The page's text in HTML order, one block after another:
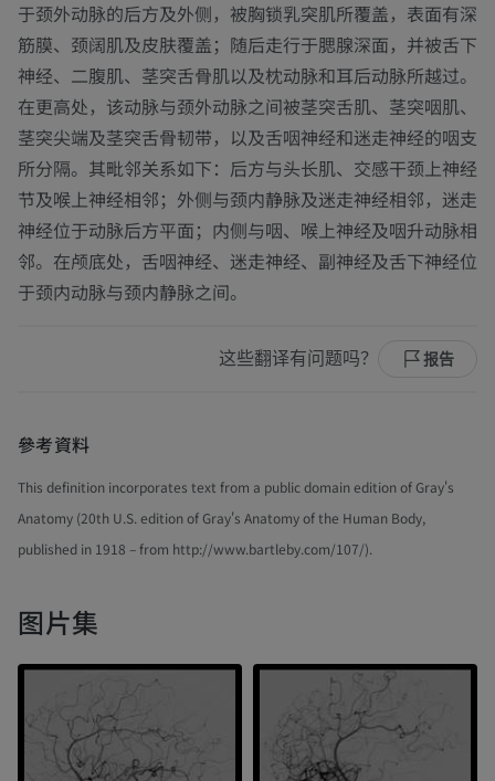
于颈外动脉的后方及外侧，被胸锁乳突肌所覆盖，表面有深
筋膜、颈阔肌及皮肤覆盖；随后走行于腮腺深面，并被舌下
神经、二腹肌、茎突舌骨肌以及枕动脉和耳后动脉所越过。
在更高处，该动脉与颈外动脉之间被茎突舌肌、茎突咽肌、
茎突尖端及茎突舌骨韧带，以及舌咽神经和迷走神经的咽支
所分隔。其毗邻关系如下：后方与头长肌、交感干颈上神经
节及喉上神经相邻；外侧与颈内静脉及迷走神经相邻，迷走
神经位于动脉后方平面；内侧与咽、喉上神经及咽升动脉相
邻。在颅底处，舌咽神经、迷走神经、副神经及舌下神经位
于颈内动脉与颈内静脉之间。
这些翻译有问题吗？ 报告
參考資料
This definition incorporates text from a public domain edition of Gray's
Anatomy (20th U.S. edition of Gray's Anatomy of the Human Body,
published in 1918 – from http://www.bartleby.com/107/).
图片集